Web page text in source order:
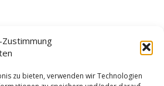
Zustimmung
zu bieten, verwenden wir Technologien